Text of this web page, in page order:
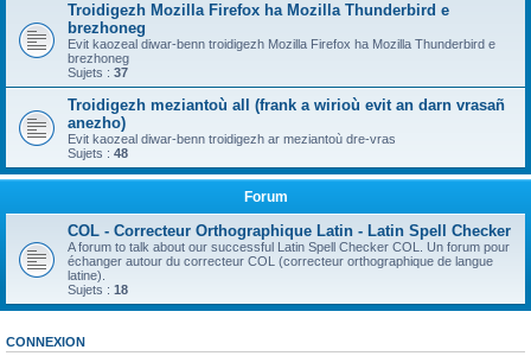
Troidigezh Mozilla Firefox ha Mozilla Thunderbird e
brezhoneg
Evit kaozeal diwar-benn troidigezh Mozilla Firefox ha Mozilla Thunderbird e
brezhoneg
Sujets : 37
Troidigezh meziantoù all (frank a wirioù evit an darn vrasañ
anezho)
Evit kaozeal diwar-benn troidigezh ar meziantoù dre-vras
Sujets : 48
Forum
COL - Correcteur Orthographique Latin - Latin Spell Checker
A forum to talk about our successful Latin Spell Checker COL. Un forum pour
échanger autour du correcteur COL (correcteur orthographique de langue
latine).
Sujets : 18
CONNEXION